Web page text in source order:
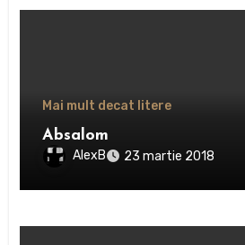
Mai mult decat litere
Absalom
AlexB 23 martie 2018